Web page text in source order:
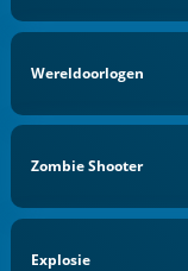
Wereldoorlogen
Zombie Shooter
Explosie